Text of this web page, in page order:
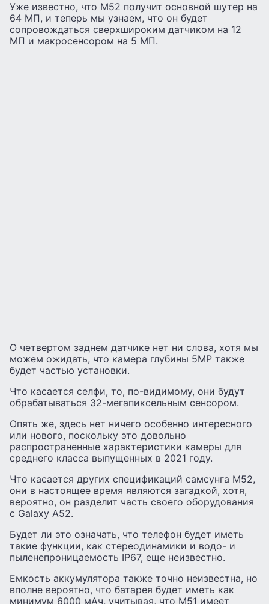
Уже известно, что М52 получит основной шутер на
64 МП, и теперь мы узнаем, что он будет
сопровождаться сверхшироким датчиком на 12
МП и макросенсором на 5 МП.
О четвертом заднем датчике нет ни слова, хотя мы
можем ожидать, что камера глубины 5MP также
будет частью установки.
Что касается селфи, то, по-видимому, они будут
обрабатываться 32-мегапиксельным сенсором.
Опять же, здесь нет ничего особенно интересного
или нового, поскольку это довольно
распространенные характеристики камеры для
среднего класса выпущенных в 2021 году.
Что касается других спецификаций самсунга М52,
они в настоящее время являются загадкой, хотя,
вероятно, он разделит часть своего оборудования
с Galaxy А52.
Будет ли это означать, что телефон будет иметь
такие функции, как стереодинамики и водо- и
пыленепроницаемость IP67, еще неизвестно.
Емкость аккумулятора также точно неизвестна, но
вполне вероятно, что батарея будет иметь как
минимум 6000 мАч, учитывая, что М51 имеет